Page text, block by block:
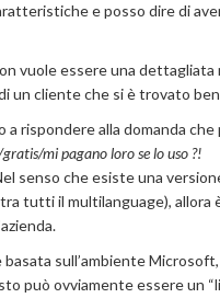
e posso dire di
vuole essere una dettagliata
un cliente che si è trovato
a rispondere alla domanda
mi pagano loro se lo uso ?!
senso che esiste una
tutti il multilanguage), allora
basata sull’ambiente
può ovviamente essere un